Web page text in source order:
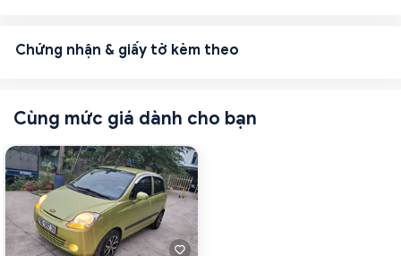
Chứng nhận & giấy tờ kèm theo
Cùng mức giá dành cho bạn